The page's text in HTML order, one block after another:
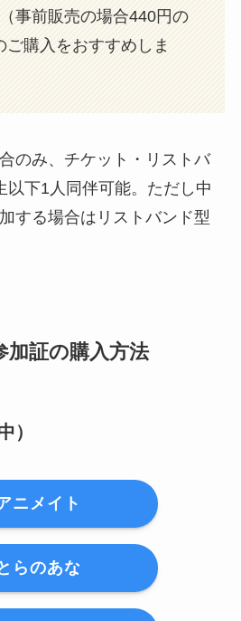
事前販売の場合440円の
ご購入をおすすめしま
のみ、チケット・リストバ
以下1人同伴可能。ただし中
する場合はリストバンド型
加証の購入方法
）
ニメイト
らのあな